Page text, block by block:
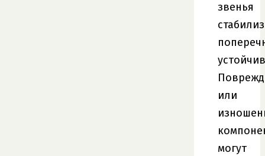
звенья
или
могут